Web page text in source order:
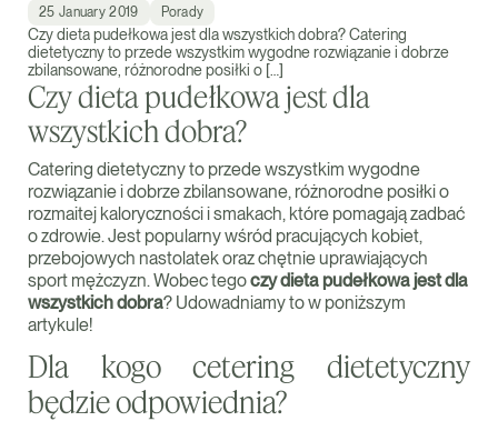
25 January 2019 Porady
Czy dieta pudełkowa jest dla wszystkich dobra? Catering
dietetyczny to przede wszystkim wygodne rozwiązanie i dobrze
zbilansowane, różnorodne posiłki o […]
Czy dieta pudełkowa jest dla
wszystkich dobra?
Catering dietetyczny to przede wszystkim wygodne
rozwiązanie i dobrze zbilansowane, różnorodne posiłki o
rozmaitej kaloryczności i smakach, które pomagają zadbać
o zdrowie. Jest popularny wśród pracujących kobiet,
przebojowych nastolatek oraz chętnie uprawiających
sport mężczyzn. Wobec tegoczy dieta pudełkowa jest dla
wszystkich dobra? Udowadniamy to w poniższym
artykule!
Dla kogo cetering dietetyczny
będzie odpowiednia?